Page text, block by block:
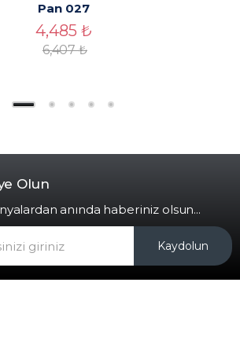
Pan 027
4,485 ₺
6,407₺
Olun
anında haberiniz olsun...
Kaydolun